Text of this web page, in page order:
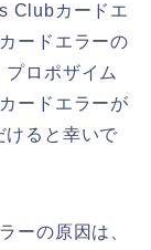
Clubカードエ
ードエラーの
ロポザイム
ードエラーが
けると幸いで
ーの原因は、